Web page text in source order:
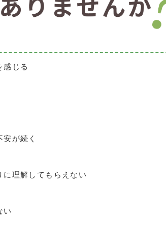
感じる
が続く
理解してもらえない
い